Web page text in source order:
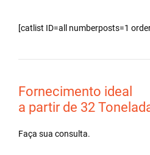
[catlist ID=all numberposts=1
Fornecimento ideal
a partir de 32
Faça sua consulta.